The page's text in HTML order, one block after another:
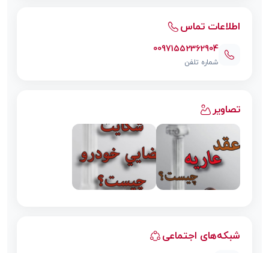
اطلاعات تماس
00971552362904
شماره تلفن
تصاویر
شبکه‌های اجتماعی